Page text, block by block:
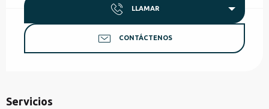
LLAMAR
CONTÁCTENOS
Servicios